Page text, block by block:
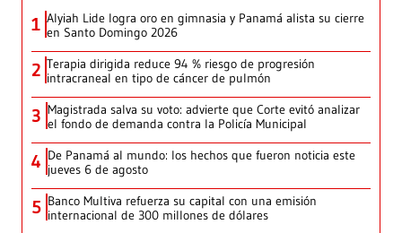
1 Alyiah Lide logra oro en gimnasia y Panamá alista su cierre
en Santo Domingo 2026
2 Terapia dirigida reduce 94 % riesgo de progresión
intracraneal en tipo de cáncer de pulmón
3 Magistrada salva su voto: advierte que Corte evitó analizar
el fondo de demanda contra la Policía Municipal
4 De Panamá al mundo: los hechos que fueron noticia este
jueves 6 de agosto
5 Banco Multiva refuerza su capital con una emisión
internacional de 300 millones de dólares